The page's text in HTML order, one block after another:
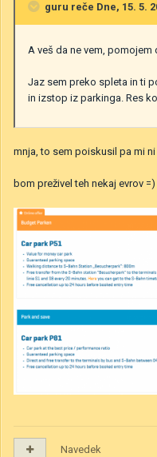
guru reče Dne, 15. 5.
A veš da ne vem,
Jaz sem preko spleta in ti
in izstop iz parkinga. Res
mnja, to sem poiskusil pa mi
bom preživel teh nekaj evrov =)
Navedek